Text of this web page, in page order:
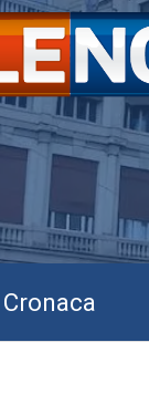
Cronaca